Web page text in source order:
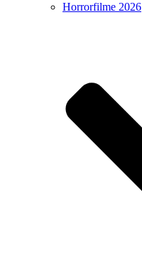
Horrorfilme 2026